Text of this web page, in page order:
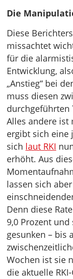
Die
Diese
missachtet
für die
Entwicklung,
„Anstieg“ bei
muss diesen
durchgeführten
Alles andere ist
ergibt sich eine
sich laut RKI
erhöht. Aus
lassen sich
Denn diese
9,0 Prozent
gesunken – bis
Wochen ist sie
die aktuelle